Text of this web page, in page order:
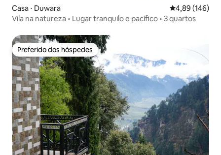
Casa ⋅ Duwara 4,89 de uma
4,89 (146)
Vila na natureza • Lugar tranquilo e pacífico • 3 quartos
Preferido dos hóspedes
Preferido dos hóspedes